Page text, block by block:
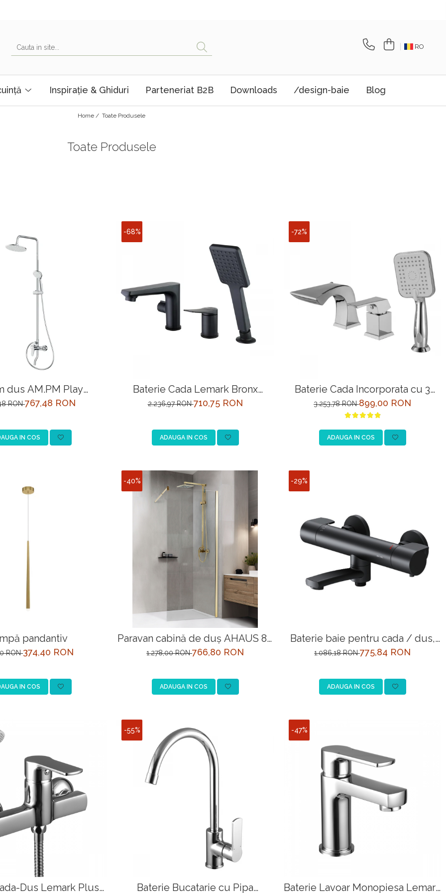
RO
Inspirație & Ghiduri Parteneriat B2B Downloads /design-baie Blog
Home / Toate Produsele
Toate Produsele
dus AM.PM Play
, baterie mecanica,
RON767,48 RON
IN COS
-68%
Baterie Cada Lemark Bronx
LM3745BL Negru
2.236,97 RON710,75 RON
ADAUGA IN COS
-72%
Baterie Cada Incorporata cu 3
Intrari Lemark Unit LM4545C
Crom
3.253,78 RON899,00 RON
ADAUGA IN COS
pandantiv
RON374,40 RON
IN COS
-40%
Paravan cabină de duș AHAUS 80
x 190 cm Auriu
1.278,00 RON766,80 RON
ADAUGA IN COS
-29%
Baterie baie pentru cada / dus,
AM.PM X-Joy F85A50022,
1.086,18 RON775,84 RON
ADAUGA IN COS
Dus Lemark Plus
-55%
Baterie Bucatarie cu Pipa
-47%
Baterie Lavoar Monopiesa Lemark